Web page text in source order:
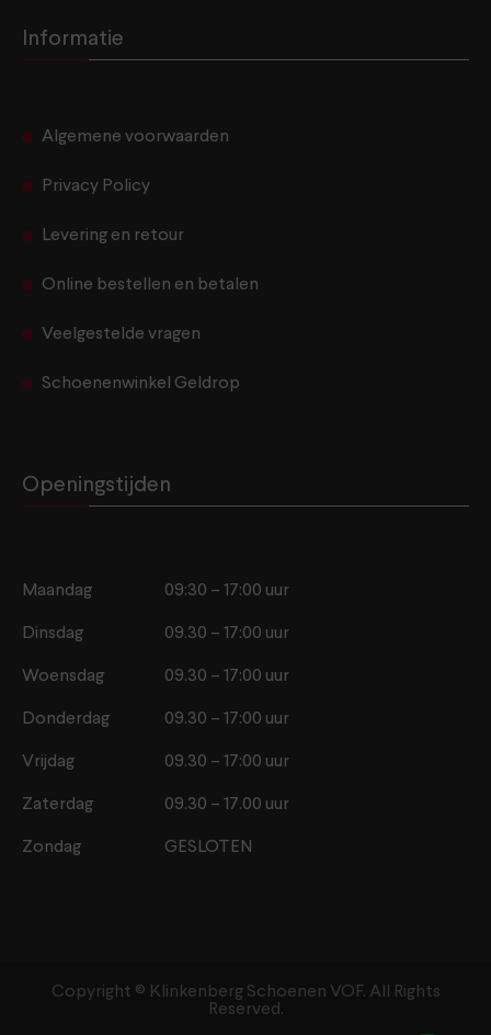
Informatie
Algemene voorwaarden
Privacy Policy
Levering en retour
Online bestellen en betalen
Veelgestelde vragen
Schoenenwinkel Geldrop
Openingstijden
Maandag 09:30 – 17:00 uur
Dinsdag 09.30 – 17:00 uur
Woensdag 09.30 – 17:00 uur
Donderdag 09.30 – 17:00 uur
Vrijdag 09.30 – 17:00 uur
Zaterdag 09.30 – 17.00 uur
Zondag GESLOTEN
Copyright ©️ Klinkenberg Schoenen VOF. All Rights
Reserved.